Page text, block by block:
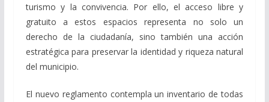
turismo y la convivencia. Por ello, el acceso libre y
gratuito a estos espacios representa no solo un
derecho de la ciudadanía, sino también una acción
estratégica para preservar la identidad y riqueza natural
del municipio.
El nuevo reglamento contempla un inventario de todas